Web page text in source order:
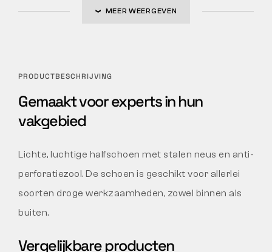
MEER WEERGEVEN
PRODUCTBESCHRIJVING
Gemaakt voor experts in hun
vakgebied
Lichte, luchtige halfschoen met stalen neus en anti-
perforatiezool. De schoen is geschikt voor allerlei
soorten droge werkzaamheden, zowel binnen als
buiten.
Vergelijkbare producten